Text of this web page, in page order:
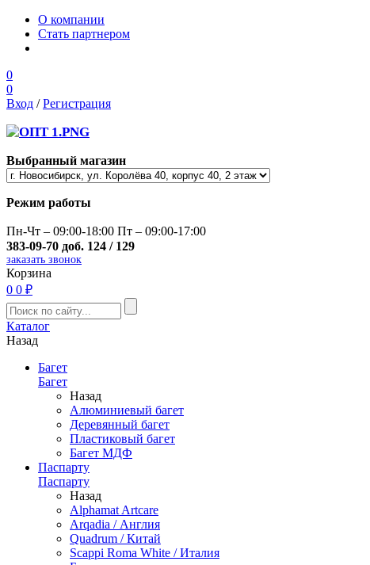
О компании
Стать партнером
0
0
Вход /Регистрация
Выбранный магазин
Режим работы
Пн-Чт – 09:00-18:00 Пт – 09:00-17:00
383-09-70 доб. 124 / 129
заказать звонок
Корзина
0 0 ₽
Каталог
Назад
Багет
Багет
Назад
Алюминиевый багет
Деревянный багет
Пластиковый багет
Багет МДФ
Паспарту
Паспарту
Назад
Alphamat Artcare
Arqadia / Англия
Quadrum / Китай
Scappi Roma White / Италия